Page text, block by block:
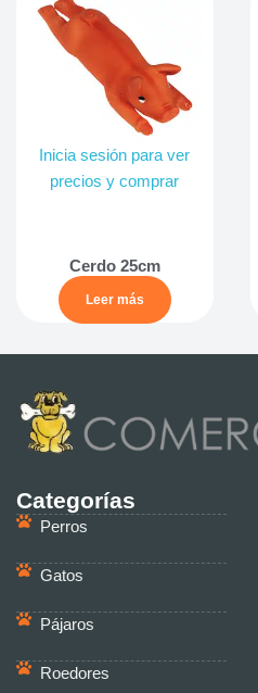
Inicia sesión para ver
precios y comprar
Cerdo 25cm
Leer más
Categorías
Perros
Gatos
Pájaros
Roedores